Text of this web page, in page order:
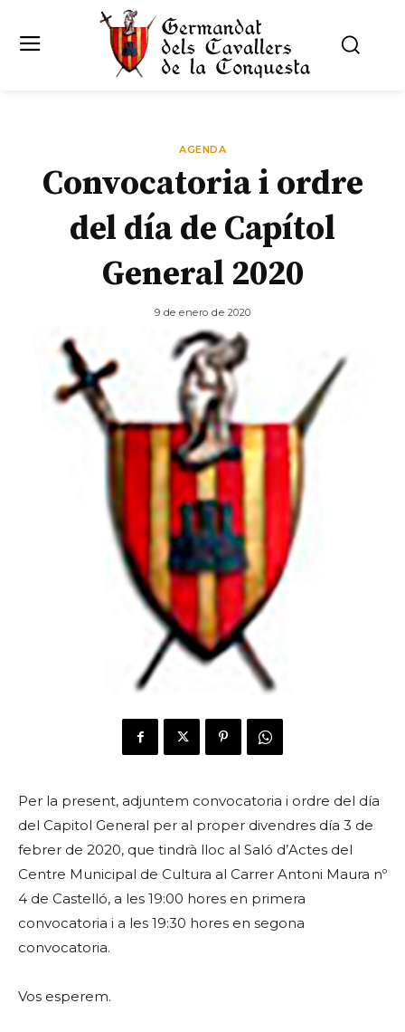
AGENDA
Convocatoria i ordre
del día de Capítol
General 2020
9 de enero de 2020
Per la present, adjuntem convocatoria i ordre del día
del Capitol General per al proper divendres día 3 de
febrer de 2020, que tindrà lloc al Saló d’Actes del
Centre Municipal de Cultura al Carrer Antoni Maura nº
4 de Castelló, a les 19:00 hores en primera
convocatoria i a les 19:30 hores en segona
convocatoria.
Vos esperem.